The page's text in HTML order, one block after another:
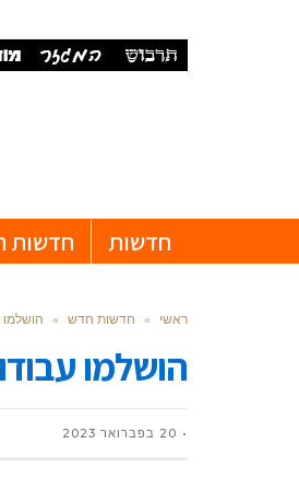
חדשות חדשות
ראשי » חדשות חדש » הושלמו
הושלמו
20 בפברואר 2023